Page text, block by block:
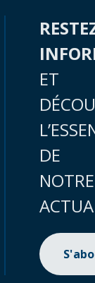
ET
DE
NOTRE